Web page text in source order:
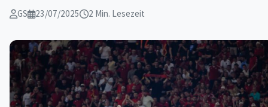
GS 23/07/2025 2 Min. Lesezeit